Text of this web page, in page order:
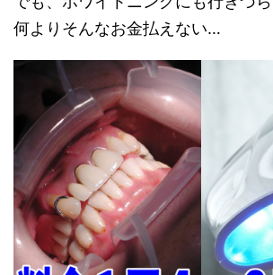
何よりそんなお金払えない…